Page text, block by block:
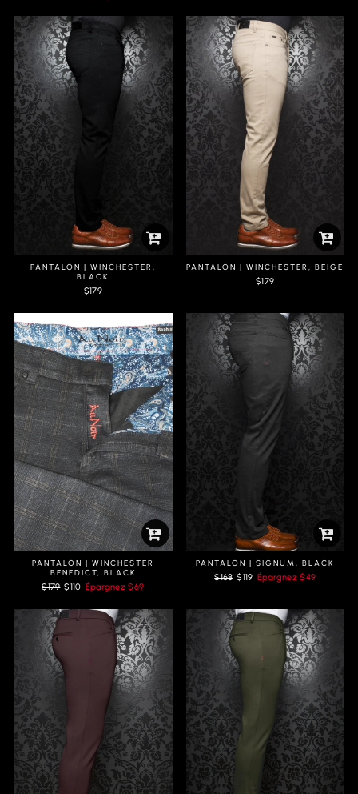
PANTALON | WINCHESTER,
BLACK
$179
PANTALON | WINCHESTER, BEIGE
$179
PANTALON | WINCHESTER
BENEDICT, BLACK
Prix
$179 Prix
$110 Épargnez$69
PANTALON | SIGNUM, BLACK
Prix
$168 Prix
$119 Épargnez$49